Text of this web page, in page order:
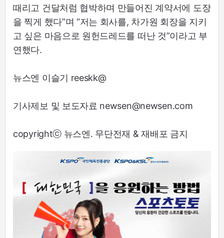
때리고 건달처럼 협박하며 만들어진 계약서에 도장
을 찍게 했다”며 “저는 회사를, 차가원 회장을 지키
고 싶은 마음으로 원헌드레드를 떠난 것”이라고 부
연했다.
뉴스엔 이슬기 reeskk@
기사제보 및 보도자료 newsen@newsen.com
copyrightⓒ 뉴스엔. 무단전재 & 재배포 금지